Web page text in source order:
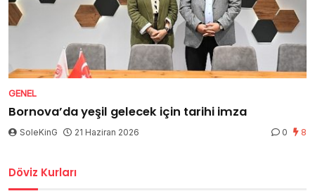
GENEL
Bornova’da yeşil gelecek için tarihi imza
SoleKinG 21 Haziran 2026 0 8
Döviz Kurları